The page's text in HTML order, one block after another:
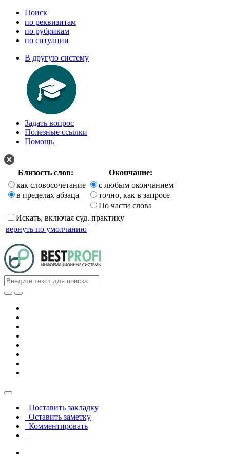
Поиск
по реквизитам
по рубрикам
по ситуации
В другую систему
Задать вопрос
Полезные ссылки
Помощь
Близость слов:
Окончание:
как словосочетание
в пределах абзаца
с любым окончанием
точно, как в запросе
По части слова
Искать, включая суд. практику
вернуть по умолчанию
Поставить закладку
Оставить заметку
Комментировать